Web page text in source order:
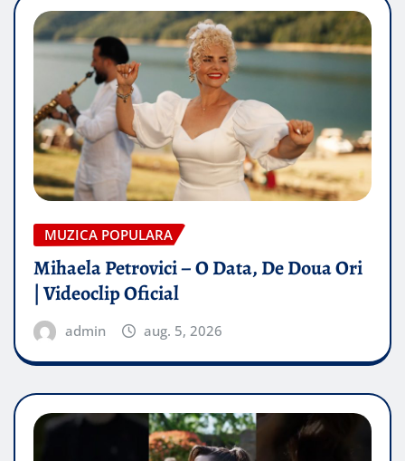
MUZICA POPULARA
Mihaela Petrovici – O Data, De Doua Ori
| Videoclip Oficial
admin aug. 5, 2026